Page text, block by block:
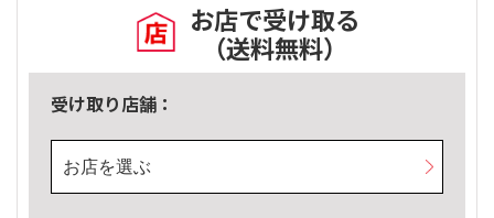
お店で受け取る
（送料無料）
受け取り店舗：
お店を選ぶ